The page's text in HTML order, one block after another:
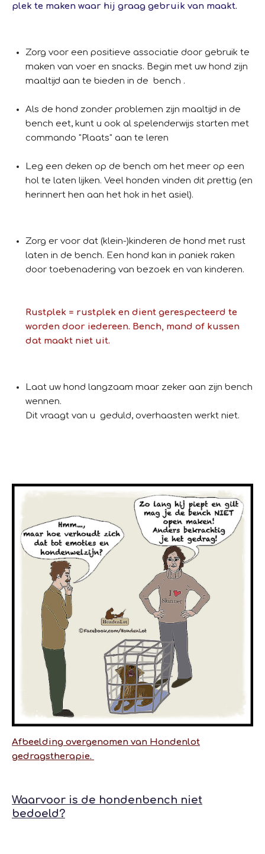
plek te maken waar hij graag gebruik van maakt.
Zorg voor een positieve associatie door gebruik te
maken van voer en snacks. Begin met uw hond zijn
maaltijd aan te bieden in de bench .
Als de hond zonder problemen zijn maaltijd in de
bench eet, kunt u ook al spelenderwijs starten met
commando "Plaats" aan te leren
Leg een deken op de bench om het meer op een
hol te laten lijken. Veel honden vinden dit prettig (en
herinnert hen aan het hok in het asiel).
Zorg er voor dat (klein-)kinderen de hond met rust
laten in de bench. Een hond kan in paniek raken
door toebenadering van bezoek en van kinderen.
Rustplek = rustplek en dient gerespecteerd te
worden door iedereen. Bench, mand of kussen
dat maakt niet uit.
Laat uw hond langzaam maar zeker aan zijn bench
wennen.
Dit vraagt van u geduld, overhaasten werkt niet.
Afbeelding overgenomen van Hondenlot
gedragstherapie.
Waarvoor is de hondenbench niet
bedoeld?